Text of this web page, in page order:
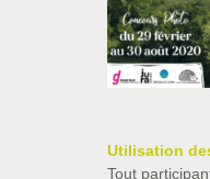
Utilisation
Tout